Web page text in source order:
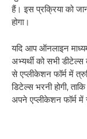
हैं। इस प्रक्रिया को
होगा।
यदि आप ऑनलाइन
अभ्यर्थी को सभी
से एप्लीकेशन फॉर्म में
डिटेल्स भरनी होगी,
अपने एप्लीकेशन फॉर्म